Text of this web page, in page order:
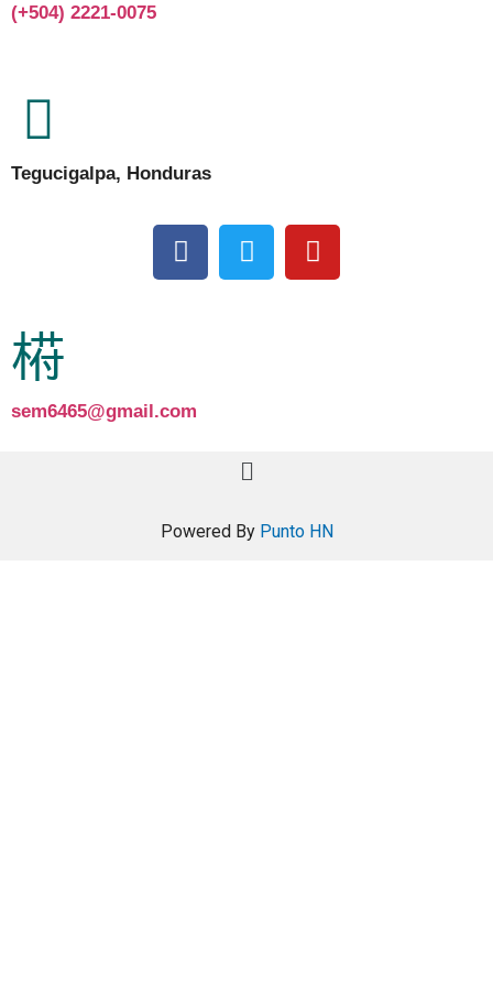
(+504) 2221-0075
Tegucigalpa, Honduras
sem6465@gmail.com
Powered By Punto HN